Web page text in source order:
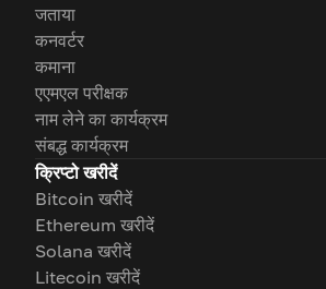
जताया
कनवर्टर
कमाना
एएमएल परीक्षक
नाम लेने का कार्यक्रम
संबद्ध कार्यक्रम
क्रिप्टो खरीदें
Bitcoin खरीदें
Ethereum खरीदें
Solana खरीदें
Litecoin खरीदें